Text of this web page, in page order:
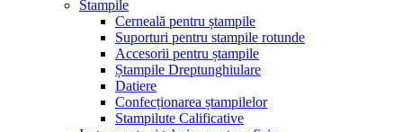
Stampile
Cerneală pentru ștampile
Suporturi pentru stampile rotunde
Accesorii pentru ștampile
Ștampile Dreptunghiulare
Datiere
Confecționarea ștampilelor
Stampilute Calificative